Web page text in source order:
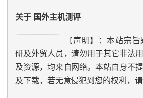
关于 国外主机测评
【声明】：本站宗
研及外贸人员，请勿用于其它非法
及资源，均来自网络。本站自身不
及下载，若无意侵犯到您的权利，请